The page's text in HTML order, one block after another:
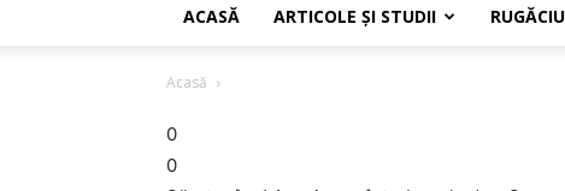
ACASĂ ARTICOLE ŞI STUDII
Acasă
0
0